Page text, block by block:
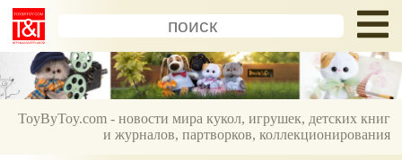
ToyByToy.com - новости мира кукол, игрушек, детских книг
и журналов, партворков, коллекционирования